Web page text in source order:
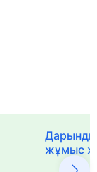
жұмыс